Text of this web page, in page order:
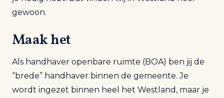
gewoon.
Maak het
Als handhaver openbare ruimte (BOA) ben jij de
“brede” handhaver binnen de gemeente. Je
wordt ingezet binnen heel het Westland, maar je